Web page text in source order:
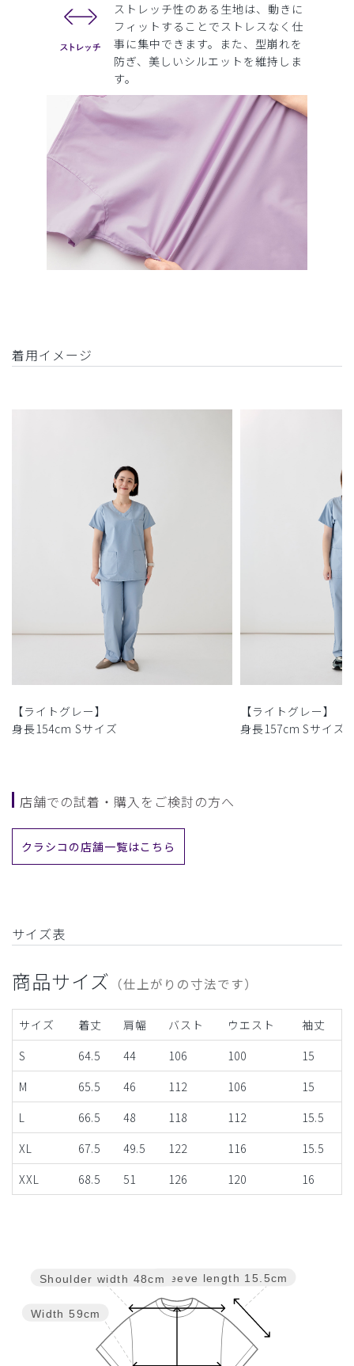
ストレッチ性のある生地は、動きに
フィットすることでストレスなく仕
事に集中できます。また、型崩れを
防ぎ、美しいシルエットを維持しま
す。
着用イメージ
【ライトグレー】
身長154cm Sサイズ
【ライトグレー】
身長157cm Sサイズ
店舗での試着・購入をご検討の方へ
クラシコの店舗一覧はこちら
サイズ表
商品サイズ （仕上がりの寸法です）
サイズ 着丈 肩幅 バスト ウエスト
袖丈
S
64.5 44 106 100
15
M
65.5 46 112 106
15
L
66.5 48 118 112
15.5
XL
67.5 49.5 122 116
15.5
XXL
68.5 51 126 120 16
Sleeve length 15.5cm
Width 59cm
Shoulder width 48cm